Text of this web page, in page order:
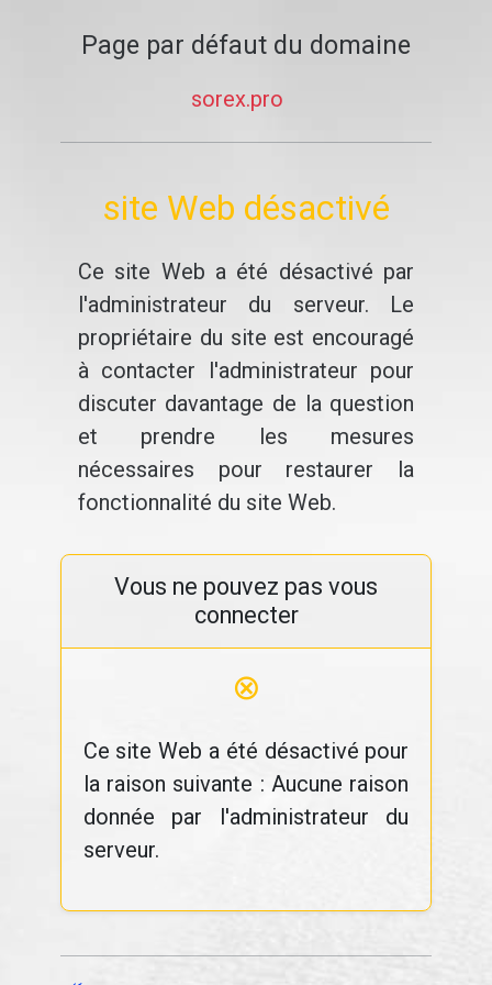
Page par défaut du domaine
sorex.pro
site Web désactivé
Ce site Web a été désactivé par
l'administrateur du serveur. Le
propriétaire du site est encouragé
à contacter l'administrateur pour
discuter davantage de la question
et prendre les mesures
nécessaires pour restaurer la
fonctionnalité du site Web.
Vous ne pouvez pas vous
connecter
⊗
Ce site Web a été désactivé pour
la raison suivante : Aucune raison
donnée par l'administrateur du
serveur.